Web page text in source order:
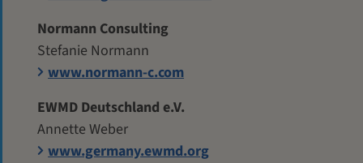
Normann Consulting
Stefanie Normann
www.normann-c.com
EWMD Deutschland e.V.
Annette Weber
www.germany.ewmd.org